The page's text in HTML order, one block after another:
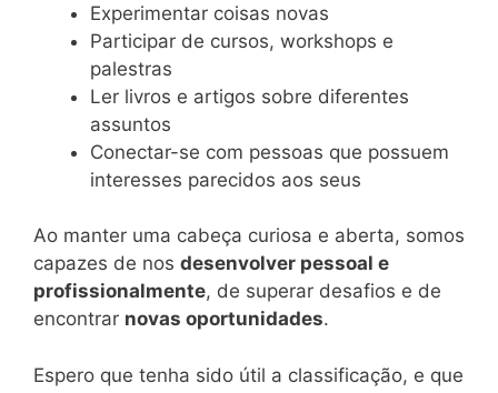
Experimentar coisas novas
Participar de cursos, workshops e
palestras
Ler livros e artigos sobre diferentes
assuntos
Conectar-se com pessoas que possuem
interesses parecidos aos seus
Ao manter uma cabeça curiosa e aberta, somos
capazes de nos desenvolver pessoal e
profissionalmente, de superar desafios e de
encontrar novas oportunidades.
Espero que tenha sido útil a classificação, e que